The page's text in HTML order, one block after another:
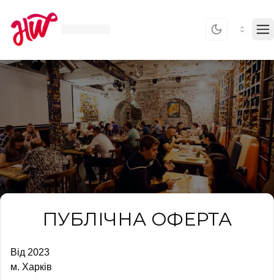
ПУБЛІЧНА ОФЕРТА
Від 2023
м. Харків